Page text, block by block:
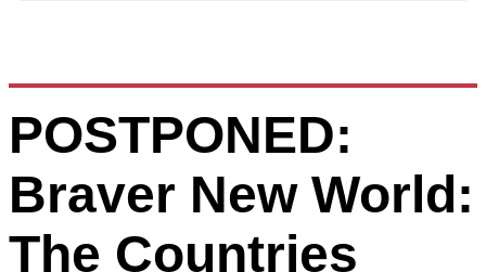
POSTPONED:
Braver New World:
The Countries